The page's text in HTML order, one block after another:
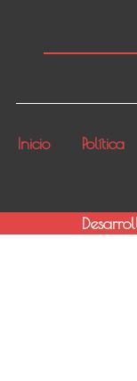
Inicio Política